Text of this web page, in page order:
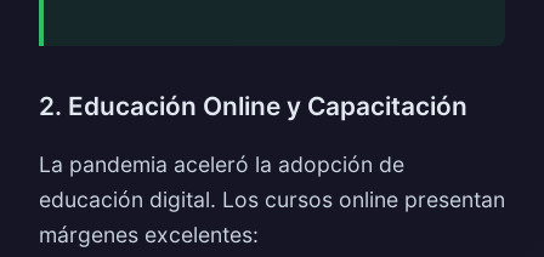
2. Educación Online y Capacitación
La pandemia aceleró la adopción de
educación digital. Los cursos online presentan
márgenes excelentes: